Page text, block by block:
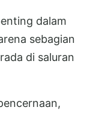
dalam
sebagian
di saluran